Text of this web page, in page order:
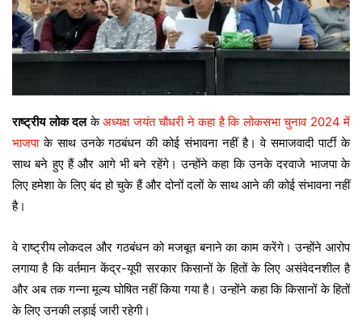
राष्ट्रीय लोक दलकेअध्यक्ष जयंत चौधरी ने कहा है कि लोकसभा चुनाव 2024 में
भाजपाके साथ उनके गठबंधन की कोई संभावना नहीं है। वे समाजवादी पार्टी के
साथ बने हुए हैं और आगे भी बने रहेंगे। उन्होंने कहा कि उनके दरवाजे भाजपा के
लिए हमेशा के लिए बंद हो चुके हैं और दोनों दलों के साथ आने की कोई संभावना नहीं
है।
वे राष्ट्रीय लोकदल और गठबंधन को मजबूत बनाने का काम करेंगे। उन्होंने आरोप
लगाया है कि वर्तमान केंद्र-यूपी सरकार किसानों के हितों के लिए असंवेदनशील है
और अब तक गन्ना मूल्य घोषित नहीं किया गया है। उन्होंने कहा कि किसानों के हितों
के लिए उनकी लड़ाई जारी रहेगी।